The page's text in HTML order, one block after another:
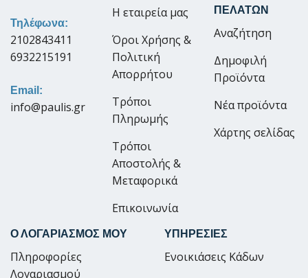
Τηλέφωνα:
2102843411
6932215191
Email:
info@paulis.gr
Η εταιρεία μας
Όροι Χρήσης &
Πολιτική
Απορρήτου
Τρόποι
Πληρωμής
Τρόποι
Αποστολής &
Μεταφορικά
Επικοινωνία
ΠΕΛΑΤΩΝ
Αναζήτηση
Δημοφιλή
Προϊόντα
Νέα προϊόντα
Χάρτης σελίδας
Ο ΛΟΓΑΡΙΑΣΜΟΣ ΜΟΥ
Πληροφορίες
Λογαριασμού
ΥΠΗΡΕΣΙΕΣ
Ενοικιάσεις Κάδων